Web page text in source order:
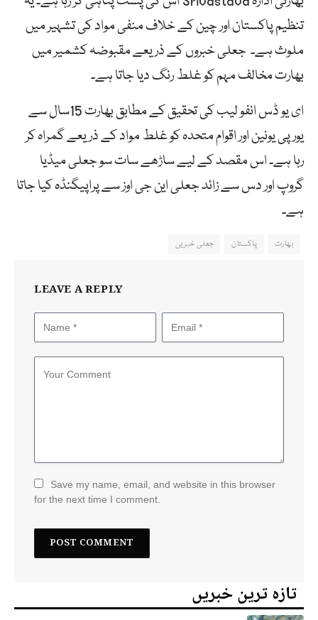
تنظیمپاکستاناورچینکےخلافمنفیموادکیتشہیرمیں
ملوثہے۔ جعلیخبروںکےذریعےمقبوضہکشمیرمیں
بھارتمخالفمہمکوغلطرنگدیاجاتاہے۔
اییوڈسانفولیبکیتحقیقکےمطابقبھارت
سے
یورپییونیناوراقواممتحدہکوغلطموادکےذریعےگمراہکر
رہاہے۔اسمقصدکےلیےساڑھےساتسوجعلیمیڈیا
گروپاوردسسےزائدجعلیاینجیاوزسےپراپیگنڈہکیاجاتا
ہے۔
بھارت پاکستان جعلی خبریں
LEAVE A REPLY
Save my name, email, and website in this browser
for the next time I comment.
تازہ ترین خبریں